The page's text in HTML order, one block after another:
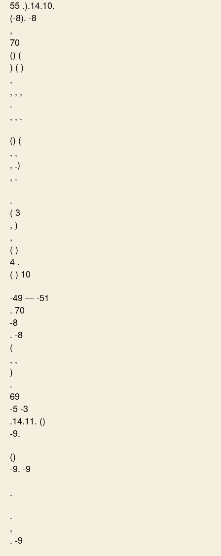
55 .).14.10.
(-8). -8
,
70
() (
) ( )
,
, , ,
.
, , .
() (
, ,
, .)
, .
.
( 3
, )
,
( )
4 .
( ) 10
-49 — -51
. 70
-8
. -8
(
, ,
)
.
69
-5 -3
.14.11. ()
-9.
()
-9. -9
.
.
,
. -9